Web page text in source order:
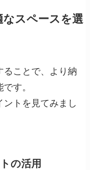
なスペースを選
ることで、より納
す。
ントを見てみまし
の活用